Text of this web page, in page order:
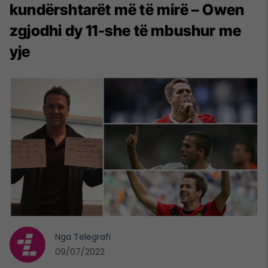
kundërshtarët më të mirë – Owen
zgjodhi dy 11-she të mbushur me
yje
Nga Telegrafi
09/07/2022